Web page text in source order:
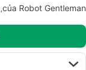
Robot Gentleman